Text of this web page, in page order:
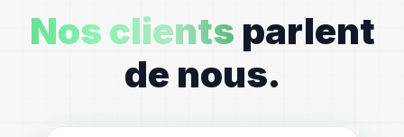
Nos clients parlent
de nous.